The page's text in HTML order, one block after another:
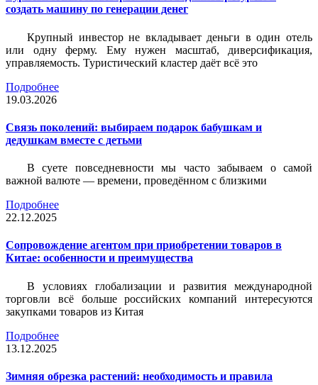
создать машину по генерации денег
Крупный инвестор не вкладывает деньги в один отель
или одну ферму. Ему нужен масштаб, диверсификация,
управляемость. Туристический кластер даёт всё это
Подробнее
19.03.2026
Связь поколений: выбираем подарок бабушкам и
дедушкам вместе с детьми
В суете повседневности мы часто забываем о самой
важной валюте — времени, проведённом с близкими
Подробнее
22.12.2025
Сопровождение агентом при приобретении товаров в
Китае: особенности и преимущества
В условиях глобализации и развития международной
торговли всё больше российских компаний интересуются
закупками товаров из Китая
Подробнее
13.12.2025
Зимняя обрезка растений: необходимость и правила